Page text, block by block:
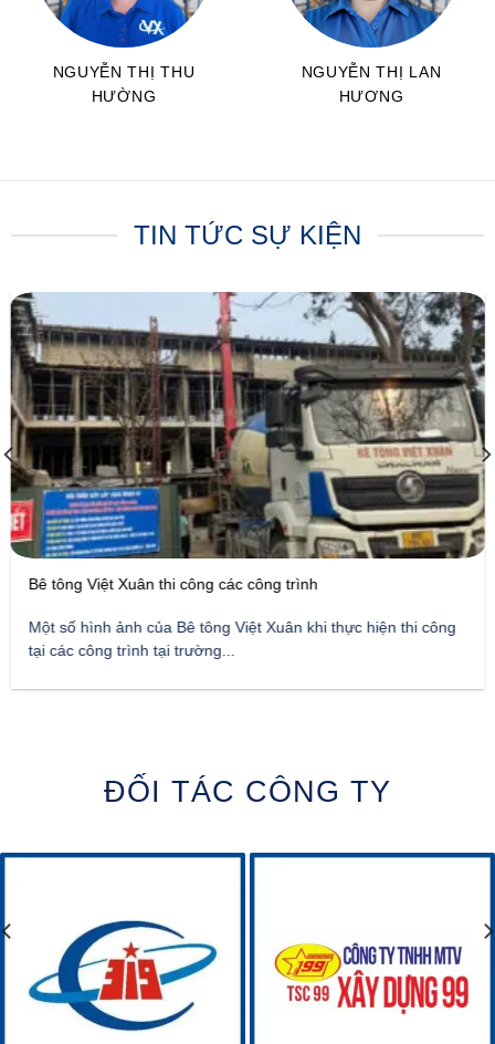
NGUYỄN THỊ THU
HƯỜNG
NGUYỄN THỊ LAN
HƯƠNG
TIN TỨC SỰ KIỆN
Bê tông Việt Xuân thi công các công trình
Một số hình ảnh của Bê tông Việt Xuân khi thực hiện thi công
tại các công trình tại trường...
ĐỐI TÁC CÔNG TY